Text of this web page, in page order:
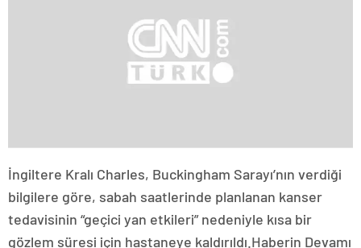
İngiltere Kralı Charles, Buckingham Sarayı’nın verdiği
bilgilere göre, sabah saatlerinde planlanan kanser
tedavisinin “geçici yan etkileri” nedeniyle kısa bir
gözlem süresi için hastaneye kaldırıldı. Haberin Devamı